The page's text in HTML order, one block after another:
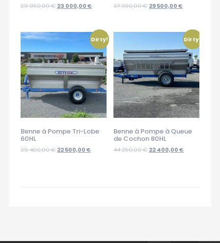
29 950,00€ 23 000,00€ 37 300,00€ 29 500,00€
Dirty!
Benne à Pompe Tri-Lobe
60HL
29 400,00€ 22 500,00€
Dirty!
Benne à Pompe à Queue
de Cochon 80HL
44 250,00€ 22 400,00€